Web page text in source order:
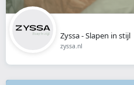
Zyssa - Slapen in stijl
zyssa.nl